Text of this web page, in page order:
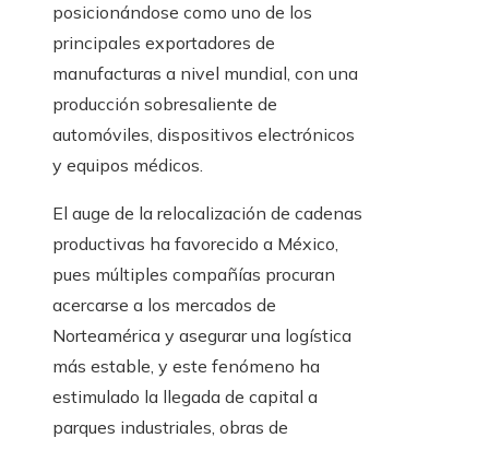
posicionándose como uno de los
principales exportadores de
manufacturas a nivel mundial, con una
producción sobresaliente de
automóviles, dispositivos electrónicos
y equipos médicos.
El auge de la relocalización de cadenas
productivas ha favorecido a México,
pues múltiples compañías procuran
acercarse a los mercados de
Norteamérica y asegurar una logística
más estable, y este fenómeno ha
estimulado la llegada de capital a
parques industriales, obras de